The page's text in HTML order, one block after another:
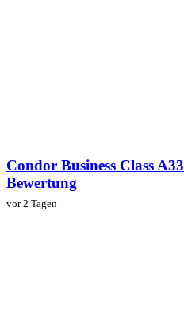
Condor Business Class
Bewertung
vor 2 Tagen